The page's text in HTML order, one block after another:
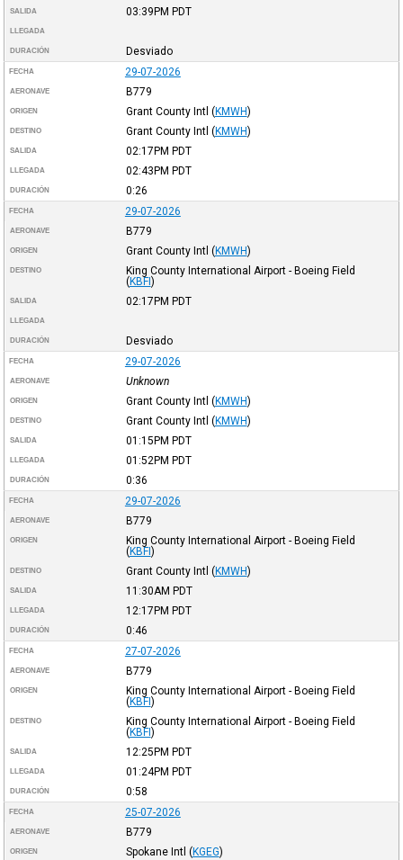
SALIDA 03:39PM PDT
LLEGADA
DURACIÓN Desviado
FECHA 29-07-2026
AERONAVE B779
ORIGEN Grant County Intl (KMWH)
DESTINO Grant County Intl (KMWH)
SALIDA 02:17PM PDT
LLEGADA 02:43PM PDT
DURACIÓN 0:26
FECHA 29-07-2026
AERONAVE B779
ORIGEN Grant County Intl (KMWH)
DESTINO
King County International Airport - Boeing Field
(KBFI )
SALIDA 02:17PM PDT
LLEGADA
DURACIÓN Desviado
FECHA 29-07-2026
AERONAVE Unknown
ORIGEN Grant County Intl (KMWH)
DESTINO Grant County Intl (KMWH)
SALIDA 01:15PM PDT
LLEGADA 01:52PM PDT
DURACIÓN 0:36
FECHA 29-07-2026
AERONAVE B779
ORIGEN
King County International Airport - Boeing Field
(KBFI )
DESTINO Grant County Intl (KMWH)
SALIDA 11:30AM PDT
LLEGADA 12:17PM PDT
DURACIÓN 0:46
FECHA 27-07-2026
AERONAVE B779
ORIGEN
King County International Airport - Boeing Field
(KBFI)
DESTINO
King County International Airport - Boeing Field
(KBFI)
SALIDA 12:25PM PDT
LLEGADA 01:24PM PDT
DURACIÓN 0:58
FECHA 25-07-2026
AERONAVE B779
ORIGEN Spokane Intl (KGEG)